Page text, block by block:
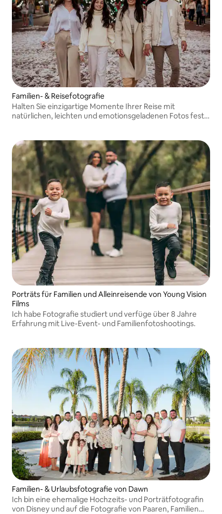
Familien- & Reisefotografie
Halten Sie einzigartige Momente Ihrer Reise mit
natürlichen, leichten und emotionsgeladenen Fotos fest.
Porträts für Familien und Alleinreisende von Young Vision
Films
Ich habe Fotografie studiert und verfüge über 8 Jahre
Erfahrung mit Live-Event- und Familienfotoshootings.
Familien- & Urlaubsfotografie von Dawn
Ich bin eine ehemalige Hochzeits- und Porträtfotografin
von Disney und auf die Fotografie von Paaren, Familien